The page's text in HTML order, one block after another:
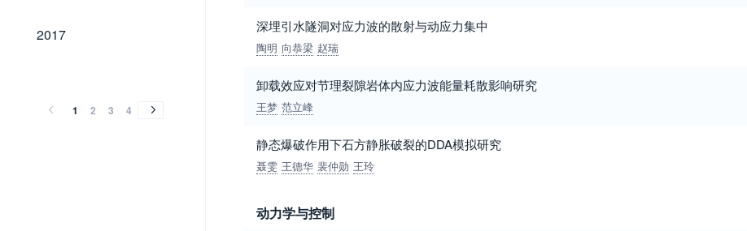
2017
2017
1 2 3 4
深埋引水隧洞对应力波的散射与动应力集中
陶明 向恭梁 赵瑞
卸载效应对节理裂隙岩体内应力波能量耗散影响研究
王梦 范立峰
静态爆破作用下石方静胀破裂的DDA模拟研究
聂雯 王德华 裴仲勋 王玲
动力学与控制